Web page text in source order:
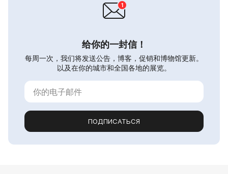
给你的一封信！
每周一次，我们将发送公告，博客，促销和博物馆更新。
以及在你的城市和全国各地的展览。
ПОДПИСАТЬСЯ